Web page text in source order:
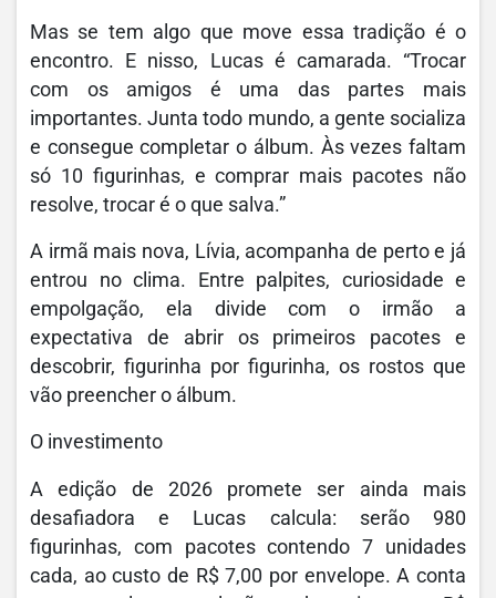
Mas se tem algo que move essa tradição é o
encontro. E nisso, Lucas é camarada. “Trocar
com os amigos é uma das partes mais
importantes. Junta todo mundo, a gente socializa
e consegue completar o álbum. Às vezes faltam
só 10 figurinhas, e comprar mais pacotes não
resolve, trocar é o que salva.”
A irmã mais nova, Lívia, acompanha de perto e já
entrou no clima. Entre palpites, curiosidade e
empolgação, ela divide com o irmão a
expectativa de abrir os primeiros pacotes e
descobrir, figurinha por figurinha, os rostos que
vão preencher o álbum.
O investimento
A edição de 2026 promete ser ainda mais
desafiadora e Lucas calcula: serão 980
figurinhas, com pacotes contendo 7 unidades
cada, ao custo de R$ 7,00 por envelope. A conta